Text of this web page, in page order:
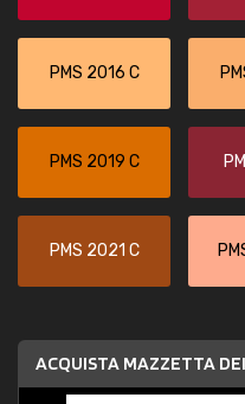
PMS 2016 C
PMS 2019 C
PMS 2021 C
ACQUISTA MAZZETTA